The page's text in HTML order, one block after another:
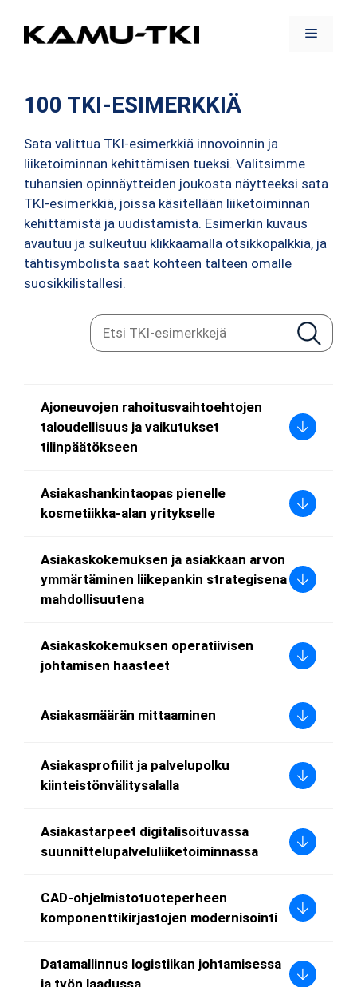
sisältöön
Valikko
100 TKI-ESIMERKKIÄ
Sata valittua TKI-esimerkkiä innovoinnin ja
liiketoiminnan kehittämisen tueksi. Valitsimme
tuhansien opinnäytteiden joukosta näytteeksi sata
TKI-esimerkkiä, joissa käsitellään liiketoiminnan
kehittämistä ja uudistamista. Esimerkin kuvaus
avautuu ja sulkeutuu klikkaamalla otsikkopalkkia, ja
tähtisymbolista saat kohteen talteen omalle
suosikkilistallesi.
Etsi
Ajoneuvojen rahoitusvaihtoehtojen
taloudellisuus ja vaikutukset
tilinpäätökseen
Asiakashankintaopas pienelle
kosmetiikka-alan yritykselle
Asiakaskokemuksen ja asiakkaan arvon
ymmärtäminen liikepankin strategisena
mahdollisuutena
Asiakaskokemuksen operatiivisen
johtamisen haasteet
Asiakasmäärän mittaaminen
Asiakasprofiilit ja palvelupolku
kiinteistönvälitysalalla
Asiakastarpeet digitalisoituvassa
suunnittelupalveluliiketoiminnassa
CAD-ohjelmistotuoteperheen
komponenttikirjastojen modernisointi
Datamallinnus logistiikan johtamisessa
ja työn laadussa